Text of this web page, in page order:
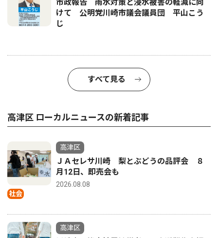
市政報告 雨水対策と浸水被害の軽減に向
けて 公明党川崎市議会議員団 平山こう
じ
すべて見る
高津区 ローカルニュースの新着記事
社会
高津区
ＪＡセレサ川崎 梨とぶどうの品評会 ８
月12日、即売会も
2026.08.08
高津区